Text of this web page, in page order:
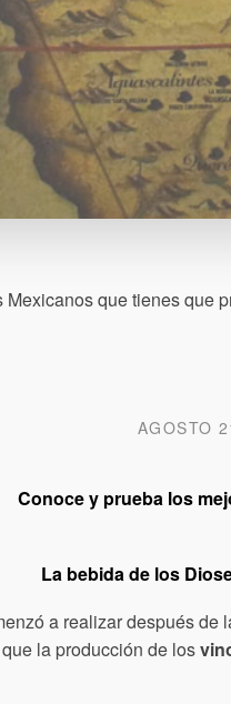
Mexicanos que tienes que
AGOSTO
Conoce y prueba los
La bebida de los
a realizar después
la producción de los